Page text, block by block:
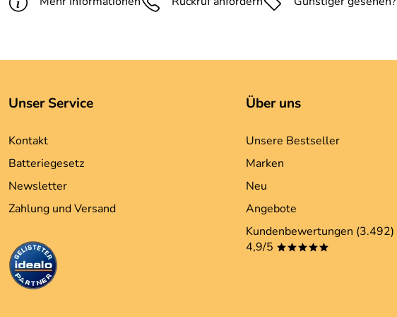
Unser Service
Kontakt
Batteriegesetz
Newsletter
Zahlung und Versand
Über uns
Unsere Bestseller
Marken
Neu
Angebote
Kundenbewertungen (3.492)
4,9/5 *****